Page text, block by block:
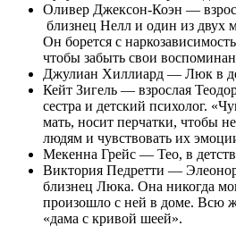
Оливер Джексон-Коэн —
близнец Нелл и один из двух
Он борется с
чтобы забыть свои
Джулиан Хиллиард — Люк в
Кейт Зигель — взрослая
сестра и детский психолог.
мать, носит перчатки, чтобы
людям и чувствовать их
Мекенна Грейс — Тео, в
Виктория Педретти —
близнец Люка. Она никогда
произошло с ней в доме. Всю
«дама с кривой шеей».